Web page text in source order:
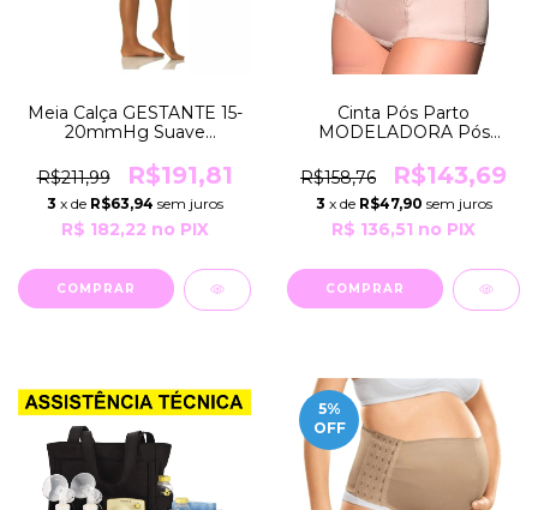
Meia Calça GESTANTE 15-
20mmHg Suave
120B-ATM Sigvaris
R$211,99 R$191,81
3 x de R$63,94 sem juros
R$ 182,22 no PIX
COMPRAR
Cinta Pós Parto
MODELADORA Pós
R537 Moderna Lingerie
R$158,76 R$143,69
3 x de R$47,90 sem juros
R$ 136,51 no PIX
COMPRAR
5%
OFF